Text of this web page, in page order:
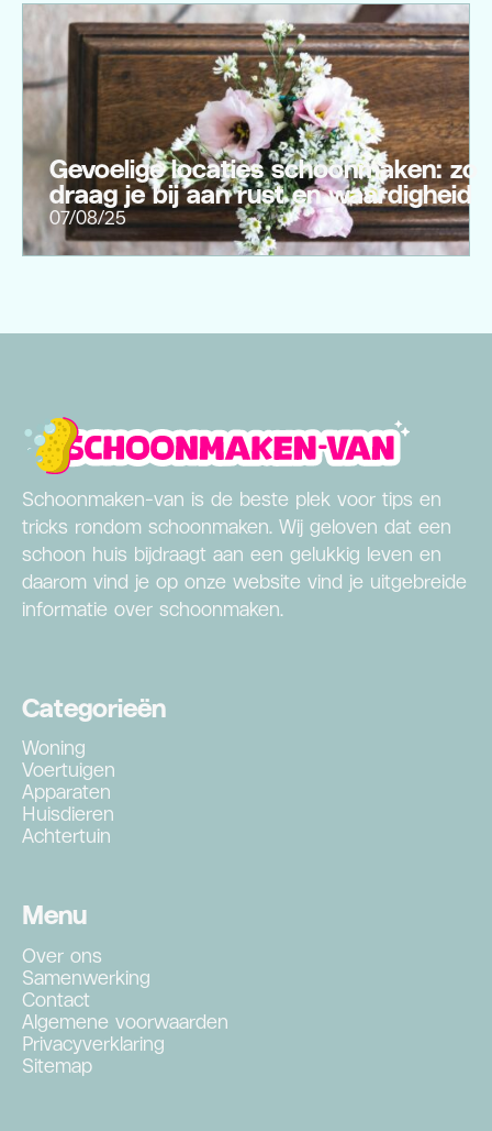
Gevoelige locaties schoonmaken: zo
draag je bij aan rust en waardigheid
07/08/25
Schoonmaken-van is de beste plek voor tips en
tricks rondom schoonmaken. Wij geloven dat een
schoon huis bijdraagt aan een gelukkig leven en
daarom vind je op onze website vind je uitgebreide
informatie over schoonmaken.
Categorieën
Woning
Voertuigen
Apparaten
Huisdieren
Achtertuin
Menu
Over ons
Samenwerking
Contact
Algemene voorwaarden
Privacyverklaring
Sitemap